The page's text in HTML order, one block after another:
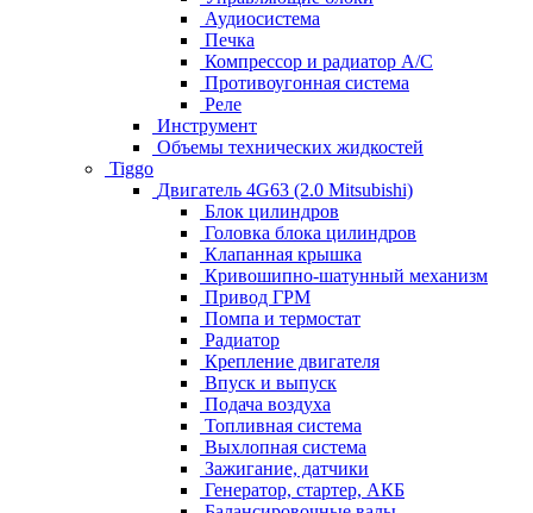
Аудиосистема
Печка
Компрессор и радиатор А/C
Противоугонная система
Реле
Инструмент
Объемы технических жидкостей
Tiggo
Двигатель 4G63 (2.0 Mitsubishi)
Блок цилиндров
Головка блока цилиндров
Клапанная крышка
Кривошипно-шатунный механизм
Привод ГРМ
Помпа и термостат
Радиатор
Крепление двигателя
Впуск и выпуск
Подача воздуха
Топливная система
Выхлопная система
Зажигание, датчики
Генератор, стартер, АКБ